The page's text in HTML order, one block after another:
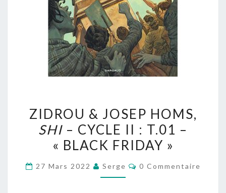
&
JOSEP
HOMS,
–
ZIDROU & JOSEP HOMS,
SHI – CYCLE II : T.01 –
« BLACK FRIDAY »
27 Mars 2022 Serge Commentaires
0 Commentaire